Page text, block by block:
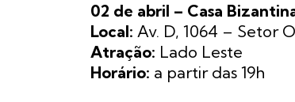
02 de abril – Casa
Local: Av. D, 1064 – Setor
Atração: Lado Leste
Horário: a partir das 19h